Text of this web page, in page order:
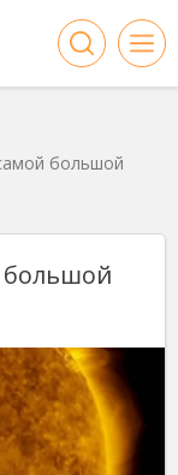
большой
большой